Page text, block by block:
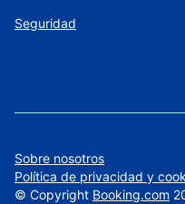
Seguridad
Sobre nosotros
Política de privacidad y
© Copyright Booking.com